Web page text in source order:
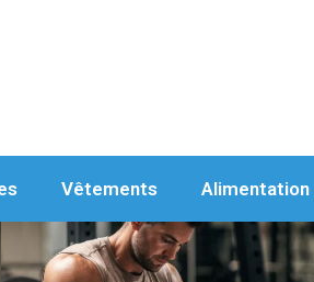
Vêtements Alimentation